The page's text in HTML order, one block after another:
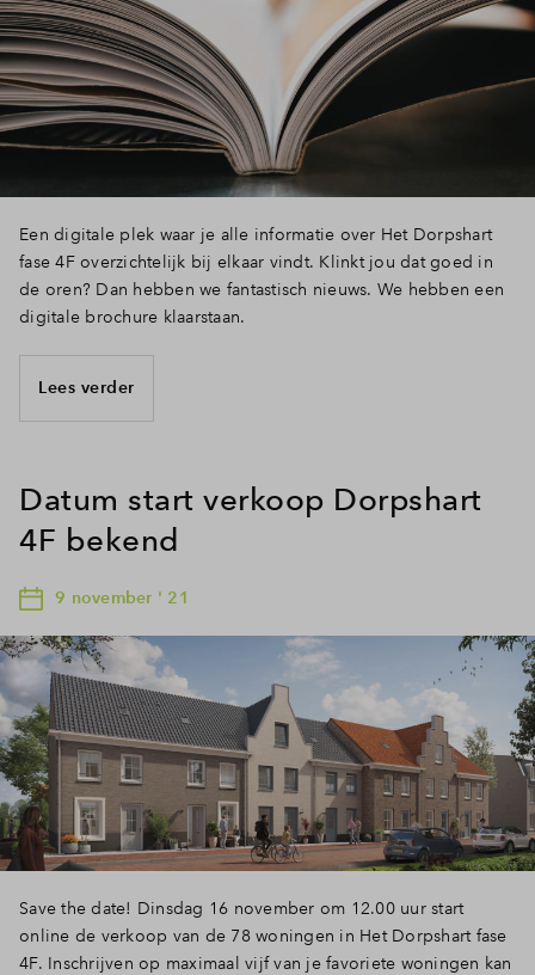
Een digitale plek waar je alle informatie over Het Dorpshart
fase 4F overzichtelijk bij elkaar vindt. Klinkt jou dat goed in
de oren? Dan hebben we fantastisch nieuws. We hebben een
digitale brochure klaarstaan.
Lees verder
Datum start verkoop Dorpshart
4F bekend
9 november ' 21
Save the date! Dinsdag 16 november om 12.00 uur start
online de verkoop van de 78 woningen in Het Dorpshart fase
4F. Inschrijven op maximaal vijf van je favoriete woningen kan